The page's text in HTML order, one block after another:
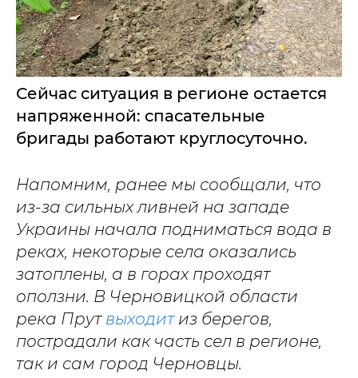
Сейчас ситуация в регионе остается
напряженной: спасательные
бригады работают круглосуточно.
Напомним, ранее мы сообщали, что
из-за сильных ливней на западе
Украины начала подниматься вода в
реках, некоторые села оказались
затоплены, а в горах проходят
оползни. В Черновицкой области
река Прут выходитиз берегов,
пострадали как часть сел в регионе,
так и сам город Черновцы.